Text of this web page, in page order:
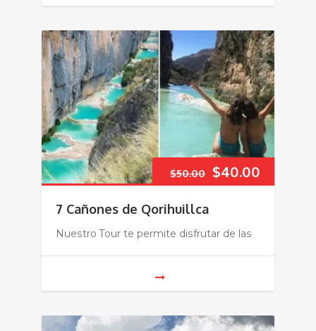
$50.00 El
original
era:
$40.00
es:
7 Cañones de Qorihuillca
Nuestro Tour te permite disfrutar de las